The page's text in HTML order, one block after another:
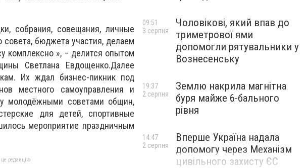
собрания, совещания, личные
бюджета участия, делаем
комплексно », − делится опытом
Светлана Евдощенко.Далее
Их ждал бизнес-пикник под
местного самоуправления и
молодёжными советами общин,
для детей, спортивные
мероприятие праздничным
редакцію
Чоловікові, який впав до
триметрової ями
допомогли рятувальники у
Вознесенську
09:51
3 серпня
Землю накрила магнітна
буря майже 6-бального
рівня
19:37
2 серпня
Вперше Україна надала
допомогу через Механізм
цивільного захисту ЄС
14:47
2 серпня